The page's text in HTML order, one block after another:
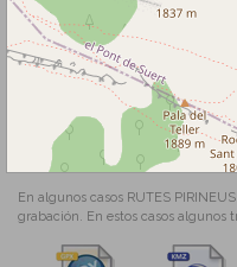
En algunos casos RUTES
grabación. En estos casos algunos